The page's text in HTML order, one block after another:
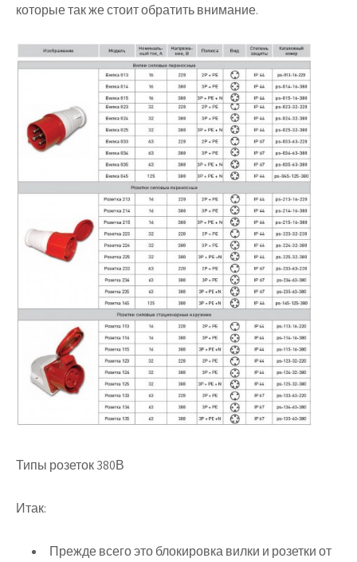
которые так же стоит обратить внимание.
Типы розеток 380В
Итак:
Прежде всего это блокировка вилки и розетки от